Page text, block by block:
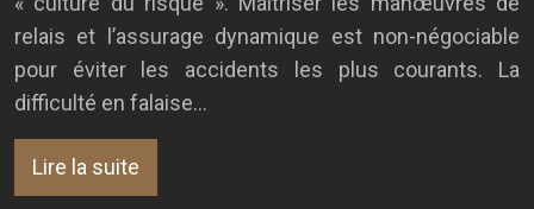
relais et l’assurage dynamique est non-négociable
pour éviter les accidents les plus courants. La
difficulté en falaise…
Lire la suite